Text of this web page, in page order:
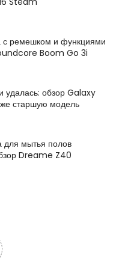
с ремешком и функциями
Boom Go 3i
удалась: обзор Galaxy
старшую модель
для мытья полов
Dreame Z40